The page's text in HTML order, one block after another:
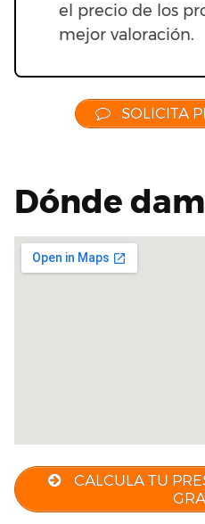
el precio de los
mejor valoración.
SOLICITA
Dónde
CALCULA TU